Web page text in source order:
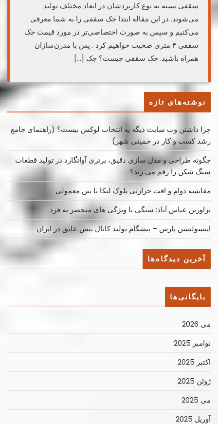
سقفی بسته به نوع کاربردشان در ابعاد مختلف تولید
می‌شوند. در این مقاله ابتدا جک سقفی را به شما معرفی
می‌کنیم و سپس به صورت اختصاصی‌تر در مورد قیمت جک
سقفی ۴ متری صحبت خواهیم کرد . پس با مدرن‌سازان
همراه باشید.‌ جک سقفی چیست؟ جک […]
نوشته‌های تازه
چرا داشتن وب سایت دیگه یه انتخاب لوکس نیست؟ (راهنمای جامع
رشد کسب ‌و کار در خمینی ‌شهر)
چگونه طراحی و مدل سازی دقیق، برتری آوانگارد در تولید قطعات
سنگ شکن را رقم می زند؟
مقایسه دوام و افت حرارتی بلوک لیکا با بتن معمولی
تراورتن عباس آباد: سنگی با ویژگی های منحصر به فرد
اینسولیشن پارس – پیشگام تولید کانال پیش عایق در ایران
آخرین دیدگاه‌ها
بایگانی‌ها
می 2026
نوامبر 2025
اکتبر 2025
ژوئن 2025
می 2025
آوریل 2025